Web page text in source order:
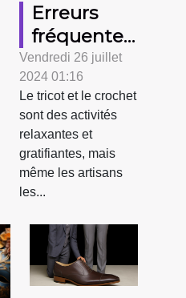
Erreurs
fréquentes
en tricot et
crochet et
comment
les corriger
Vendredi 26 juillet
2024 01:16
Le tricot et le crochet
sont des activités
relaxantes et
gratifiantes, mais
même les artisans
les...